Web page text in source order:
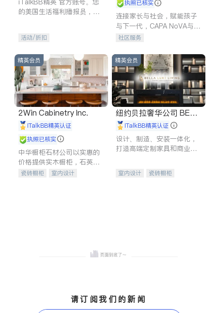
iTalkBB精英 官方账号。您
的美国生活福利播报员，精
专属福利。
活动/折扣
执照已核实
连接家长与社会，赋能孩子
与下一代，CAPA NoVA与您
携手建设包容、公平、充满
社区服务
精英会员
2Win Cabinetry Inc.
iTalkBB精英认证
执照已核实
中华橱柜石材公司以实惠的
价格提供实木橱柜，石英石
台面，多种优质不锈钢水
瓷砖橱柜
室内设计
精英会员
纽约贝拉奢华公司 BELL
A LUXE
iTalkBB精英认证
设计、制造、安装一体化，
打造高端定制家具和商业空
室内设计
瓷砖橱柜
请订阅我们的新闻